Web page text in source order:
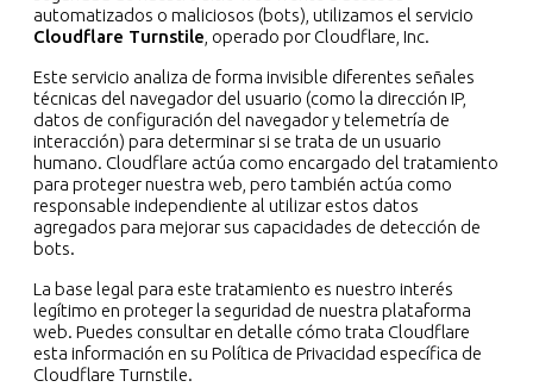
automatizados o maliciosos (bots), utilizamos el servicio
Cloudflare Turnstile , operado por Cloudflare, Inc.
Este servicio analiza de forma invisible diferentes señales
técnicas del navegador del usuario (como la dirección IP,
datos de configuración del navegador y telemetría de
interacción) para determinar si se trata de un usuario
humano. Cloudflare actúa como encargado del tratamiento
para proteger nuestra web, pero también actúa como
responsable independiente al utilizar estos datos
agregados para mejorar sus capacidades de detección de
bots.
La base legal para este tratamiento es nuestro interés
legítimo en proteger la seguridad de nuestra plataforma
web. Puedes consultar en detalle cómo trata Cloudflare
esta información en su Política de Privacidad específica de
Cloudflare Turnstile.